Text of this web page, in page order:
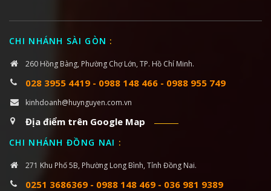
CHI NHÁNH SÀI GÒN :
260 Hồng Bàng, Phường Chợ Lớn, TP. Hồ Chí Minh.
028 3955 4419 - 0988 148 466 - 0988 955 749
kinhdoanh@huynguyen.com.vn
Địa điểm trên Google Map
CHI NHÁNH ĐỒNG NAI :
271 Khu Phố 5B, Phường Long Bình, Tỉnh Đồng Nai.
0251 3686369 - 0988 148 469 - 036 981 9389